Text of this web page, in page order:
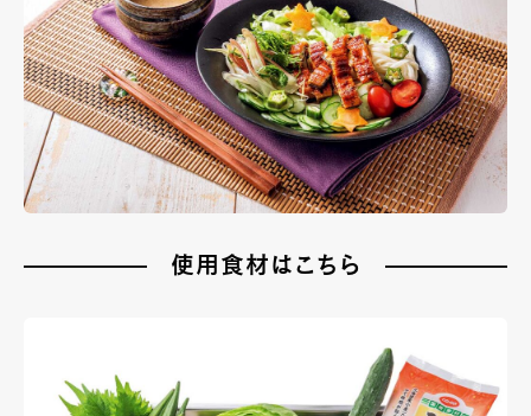
使用食材はこちら